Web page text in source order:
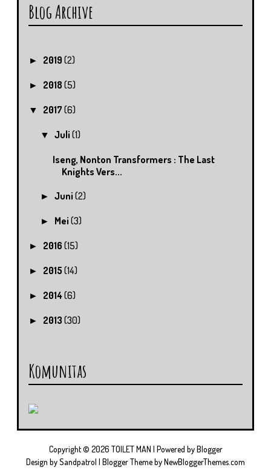
Blog Archive
► 2019 (2)
► 2018 (5)
▼ 2017 (6)
▼Juli(1)
Iseng, Nonton Transformers : The Last
Knights Vers...
►Juni(2)
► Mei(3)
► 2016 (15)
► 2015 (14)
► 2014(6)
► 2013 (30)
Komunitas
Copyright © 2026 TOILET MAN | Powered byBlogger
Design bySandpatrol | Blogger Theme byNewBloggerThemes.com